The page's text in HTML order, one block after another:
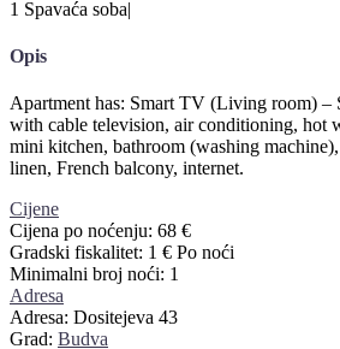
1 Spavaća soba|
Opis
Apartment has: Smart TV (Living room) –
with cable television, air conditioning, hot
mini kitchen, bathroom (washing
linen, French balcony, internet.
Cijene
Cijena po noćenju: 68 €
Gradski fiskalitet: 1 € Po noći
Minimalni broj noći: 1
Adresa
Adresa: Dositejeva 43
Grad: Budva